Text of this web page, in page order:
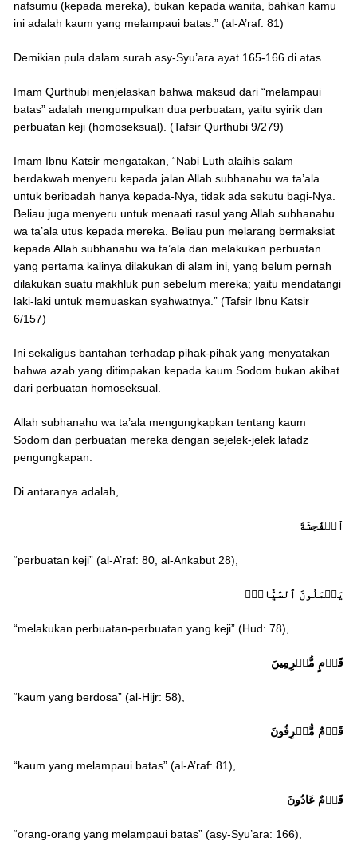
nafsumu (kepada mereka), bukan kepada wanita, bahkan kamu
ini adalah kaum yang melampaui batas.” (al-A’raf: 81)
Demikian pula dalam surah asy-Syu’ara ayat 165-166 di atas.
Imam Qurthubi menjelaskan bahwa maksud dari “melampaui
batas” adalah mengumpulkan dua perbuatan, yaitu syirik dan
perbuatan keji (homoseksual). (Tafsir Qurthubi 9/279)
Imam Ibnu Katsir mengatakan, “Nabi Luth alaihis salam
berdakwah menyeru kepada jalan Allah subhanahu wa ta’ala
untuk beribadah hanya kepada-Nya, tidak ada sekutu bagi-Nya.
Beliau juga menyeru untuk menaati rasul yang Allah subhanahu
wa ta’ala utus kepada mereka. Beliau pun melarang bermaksiat
kepada Allah subhanahu wa ta’ala dan melakukan perbuatan
yang pertama kalinya dilakukan di alam ini, yang belum pernah
dilakukan suatu makhluk pun sebelum mereka; yaitu mendatangi
laki-laki untuk memuaskan syahwatnya.” (Tafsir Ibnu Katsir
6/157)
Ini sekaligus bantahan terhadap pihak-pihak yang menyatakan
bahwa azab yang ditimpakan kepada kaum Sodom bukan akibat
dari perbuatan homoseksual.
Allah subhanahu wa ta’ala mengungkapkan tentang kaum
Sodom dan perbuatan mereka dengan sejelek-jelek lafadz
pengungkapan.
Di antaranya adalah,
ٱلۡفَٰحِشَةَ
“perbuatan keji” (al-A’raf: 80, al-Ankabut 28),
يَعۡمَلُونَ ٱلسَّيِّ‍َٔاتِۚ
“melakukan perbuatan-perbuatan yang keji” (Hud: 78),
قَوۡمٍ مُّجۡرِمِينَ
“kaum yang berdosa” (al-Hijr: 58),
قَوۡمٌ مُّسۡرِفُونَ
“kaum yang melampaui batas” (al-A’raf: 81),
قَوۡمٌ عَادُونَ
“orang-orang yang melampaui batas” (asy-Syu’ara: 166),